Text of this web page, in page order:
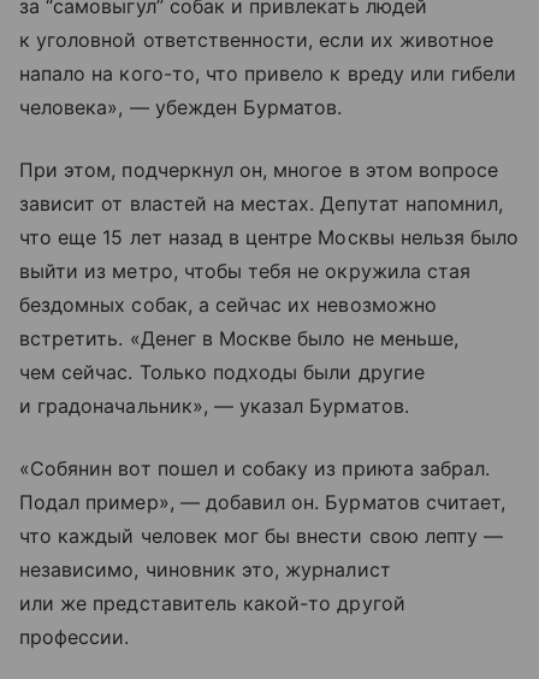
за “самовыгул” собак и привлекать людей
к уголовной ответственности, если их животное
напало на кого-то, что привело к вреду или гибели
человека», — убежден Бурматов.
При этом, подчеркнул он, многое в этом вопросе
зависит от властей на местах. Депутат напомнил,
что еще 15 лет назад в центре Москвы нельзя было
выйти из метро, чтобы тебя не окружила стая
бездомных собак, а сейчас их невозможно
встретить. «Денег в Москве было не меньше,
чем сейчас. Только подходы были другие
и градоначальник», — указал Бурматов.
«Собянин вот пошел и собаку из приюта забрал.
Подал пример», — добавил он. Бурматов считает,
что каждый человек мог бы внести свою лепту —
независимо, чиновник это, журналист
или же представитель какой-то другой
профессии.